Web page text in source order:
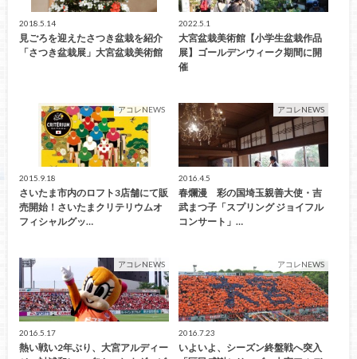
2018.5.14
見ごろを迎えたさつき盆栽を紹介
「さつき盆栽展」大宮盆栽美術館
2022.5.1
大宮盆栽美術館【小学生盆栽作品
展】ゴールデンウィーク期間に開
催
アコレNEWS
2015.9.18
さいたま市内のロフト3店舗にて販
売開始！さいたまクリテリウムオ
フィシャルグッ…
アコレNEWS
2016.4.5
春爛漫 彩の国埼玉親善大使・吉
武まつ子「スプリング ジョイフル
コンサート」…
アコレNEWS
2016.5.17
熱い戦い2年ぶり、大宮アルディー
アコレNEWS
2016.7.23
いよいよ、シーズン終盤戦へ突入